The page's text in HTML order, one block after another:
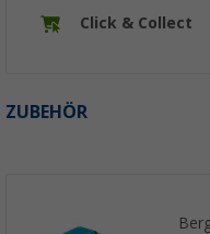
Click & Collect
ZUBEHÖR